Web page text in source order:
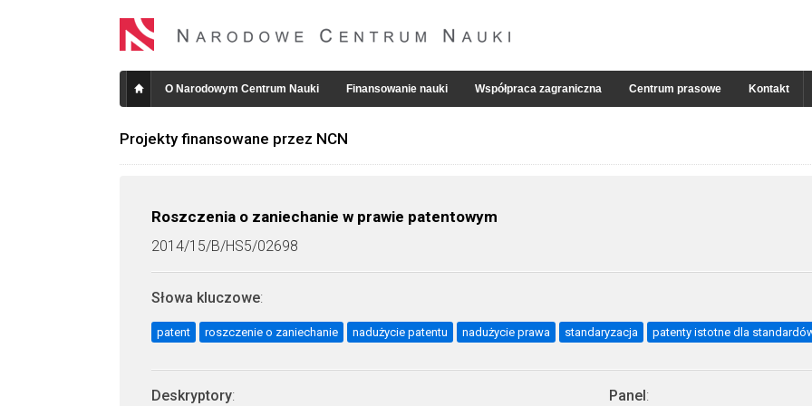
O Narodowym Centrum Nauki Finansowanie nauki Współpraca zagraniczna Centrum prasowe Kontakt
Projekty finansowane przez NCN
Roszczenia o zaniechanie w prawie patentowym
2014/15/B/HS5/02698
Słowa kluczowe:
patent roszczenie o zaniechanie nadużycie patentu nadużycie prawa standaryzacja patenty istotne dla
Deskryptory: Panel: